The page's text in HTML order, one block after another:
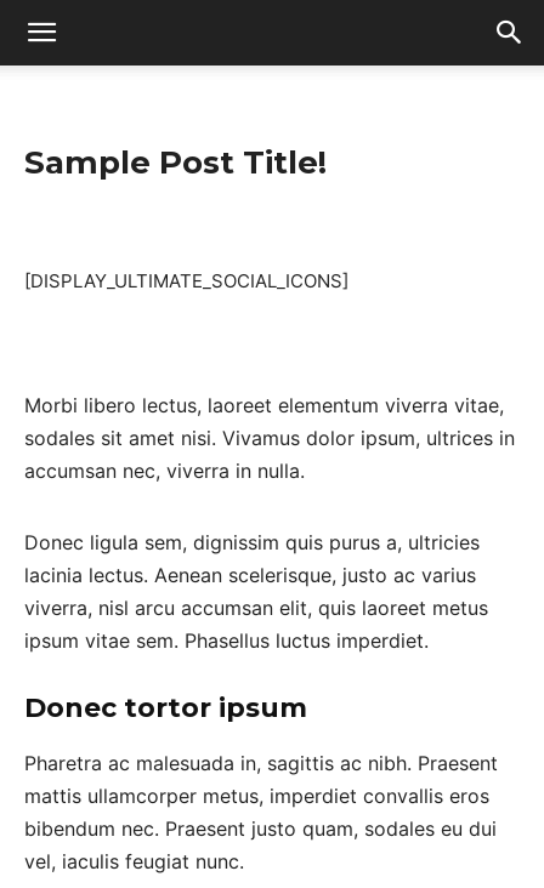
Sample Post Title!
[DISPLAY_ULTIMATE_SOCIAL_ICONS]
Morbi libero lectus, laoreet elementum viverra vitae,
sodales sit amet nisi. Vivamus dolor ipsum, ultrices in
accumsan nec, viverra in nulla.
Donec ligula sem, dignissim quis purus a, ultricies
lacinia lectus. Aenean scelerisque, justo ac varius
viverra, nisl arcu accumsan elit, quis laoreet metus
ipsum vitae sem. Phasellus luctus imperdiet.
Donec tortor ipsum
Pharetra ac malesuada in, sagittis ac nibh. Praesent
mattis ullamcorper metus, imperdiet convallis eros
bibendum nec. Praesent justo quam, sodales eu dui
vel, iaculis feugiat nunc.